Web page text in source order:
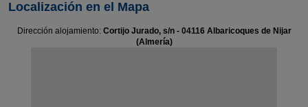
Localización en el Mapa
Dirección alojamiento: Cortijo Jurado, s/n - 04116 Albaricoques de Nijar
(Almería)